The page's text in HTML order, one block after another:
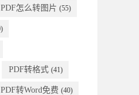
PDF怎么转图片 (55)
PDF转格式 (41)
PDF转Word免费 (40)